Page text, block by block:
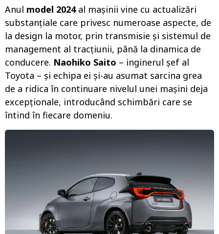
Anul model 2024al mașinii vine cu actualizări
substanțiale care privesc numeroase aspecte, de
la design la motor, prin transmisie și sistemul de
management al tracțiunii, până la dinamica de
conducere. Naohiko Saito – inginerul șef al
Toyota – și echipa ei și-au asumat sarcina grea
de a ridica în continuare nivelul unei mașini deja
excepționale, introducând schimbări care se
întind în fiecare domeniu.